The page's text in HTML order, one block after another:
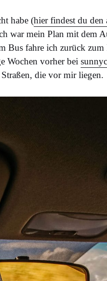
habe (hier findest du
war mein Plan mit dem
Bus fahre ich zurück
Wochen vorher bei
die vor mir liegen.